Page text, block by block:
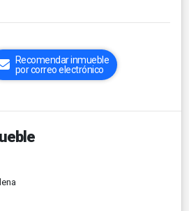
Recomendar inmueble
por correo electrónico